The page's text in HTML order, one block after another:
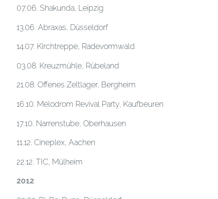
07.06. Shakunda, Leipzig
13.06. Abraxas, Düsseldorf
14.07. Kirchtreppe, Radevormwald
03.08. Kreuzmühle, Rübeland
21.08. Offenes Zeltlager, Bergheim
16.10. Melodrom Revival Party, Kaufbeuren
17.10. Narrenstube, Oberhausen
11.12. Cineplex, Aachen
22.12. TIC, Mülheim
2012